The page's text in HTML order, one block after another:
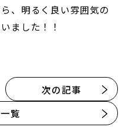
、明るく良い雰囲気の
ました！！
覧
次の記事